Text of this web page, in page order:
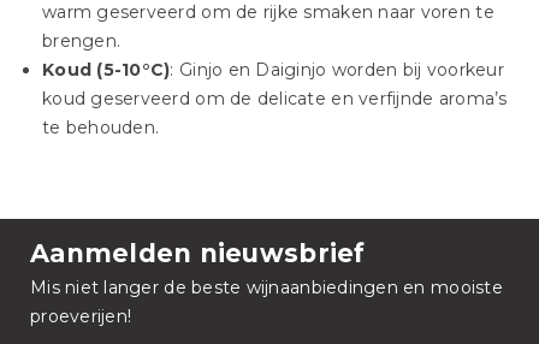
warm geserveerd om de rijke smaken naar voren te
brengen.
Koud (5-10°C): Ginjo en Daiginjo worden bij voorkeur
koud geserveerd om de delicate en verfijnde aroma’s
te behouden.
Aanmelden nieuwsbrief
Mis niet langer de beste wijnaanbiedingen en mooiste
proeverijen!